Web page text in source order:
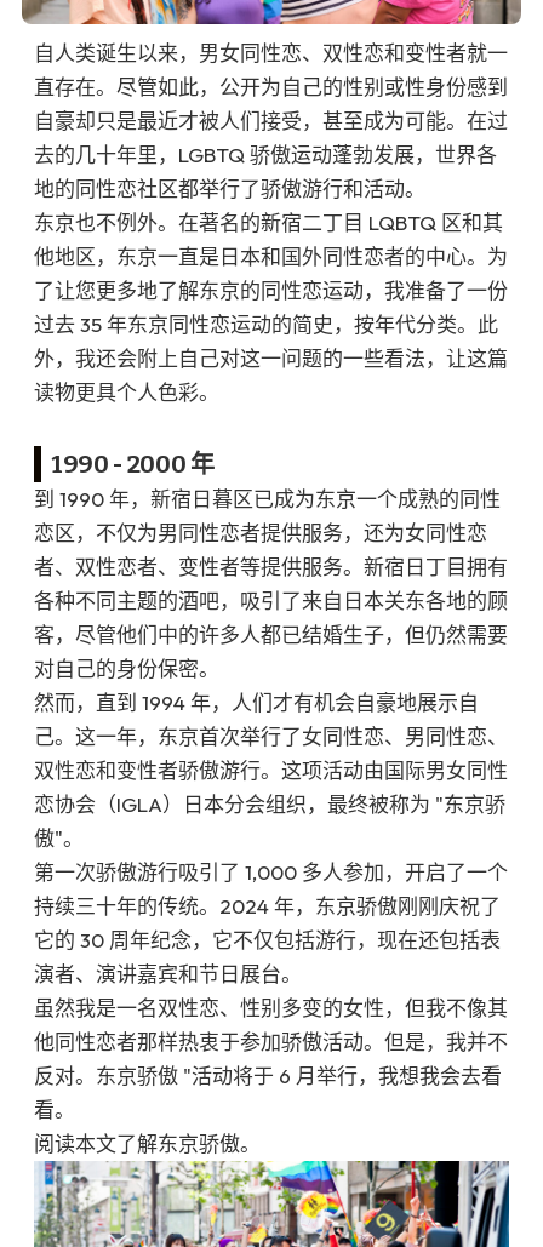
自人类诞生以来，男女同性恋、双性恋和变性者就一
直存在。尽管如此，公开为自己的性别或性身份感到
自豪却只是最近才被人们接受，甚至成为可能。在过
去的几十年里，LGBTQ 骄傲运动蓬勃发展，世界各
地的同性恋社区都举行了骄傲游行和活动。
东京也不例外。在著名的新宿二丁目 LQBTQ 区和其
他地区，东京一直是日本和国外同性恋者的中心。为
了让您更多地了解东京的同性恋运动，我准备了一份
过去 35 年东京同性恋运动的简史，按年代分类。此
外，我还会附上自己对这一问题的一些看法，让这篇
读物更具个人色彩。
1990 - 2000 年
到 1990 年，新宿日暮区已成为东京一个成熟的同性
恋区，不仅为男同性恋者提供服务，还为女同性恋
者、双性恋者、变性者等提供服务。新宿日丁目拥有
各种不同主题的酒吧，吸引了来自日本关东各地的顾
客，尽管他们中的许多人都已结婚生子，但仍然需要
对自己的身份保密。
然而，直到 1994 年，人们才有机会自豪地展示自
己。这一年，东京首次举行了女同性恋、男同性恋、
双性恋和变性者骄傲游行。这项活动由国际男女同性
恋协会（IGLA）日本分会组织，最终被称为 "东京骄
傲"。
第一次骄傲游行吸引了 1,000 多人参加，开启了一个
持续三十年的传统。2024 年，东京骄傲刚刚庆祝了
它的 30 周年纪念，它不仅包括游行，现在还包括表
演者、演讲嘉宾和节日展台。
虽然我是一名双性恋、性别多变的女性，但我不像其
他同性恋者那样热衷于参加骄傲活动。但是，我并不
反对。东京骄傲 "活动将于 6 月举行，我想我会去看
看。
阅读本文了解东京骄傲。